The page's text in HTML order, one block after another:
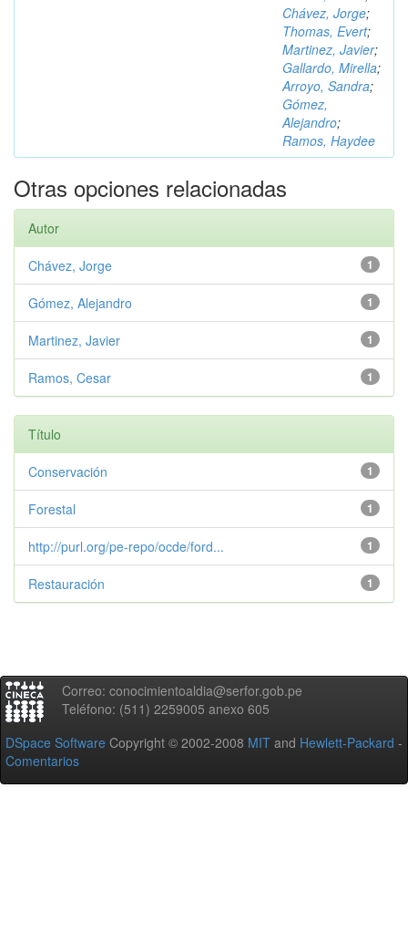
Chávez, Jorge;
Thomas, Evert;
Martinez, Javier;
Gallardo, Mirella;
Arroyo, Sandra;
Gómez,
Alejandro;
Ramos, Haydee
Otras opciones relacionadas
Autor
1
Chávez, Jorge
1
Gómez, Alejandro
1
Martinez, Javier
1
Ramos, Cesar
Título
1
Conservación
1
Forestal
1
http://purl.org/pe-repo/ocde/ford...
1
Restauración
Correo: conocimientoaldia@serfor.gob.pe
Teléfono: (511) 2259005 anexo 605
DSpace Software Copyright © 2002-2008 MIT and Hewlett-Packard -
Comentarios